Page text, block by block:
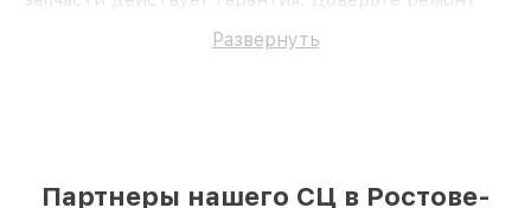
Развернуть
Партнеры нашего СЦ в Ростове-